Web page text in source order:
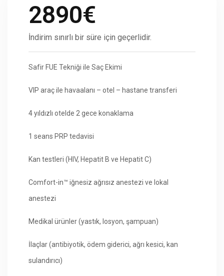
2890€
İndirim sınırlı bir süre için geçerlidir.
Safir FUE Tekniği ile Saç Ekimi
VIP araç ile havaalanı – otel – hastane transferi
4 yıldızlı otelde 2 gece konaklama
1 seans PRP tedavisi
Kan testleri (HIV, Hepatit B ve Hepatit C)
Comfort-in™ iğnesiz ağrısız anestezi ve lokal
anestezi
Medikal ürünler (yastık, losyon, şampuan)
İlaçlar (antibiyotik, ödem giderici, ağrı kesici, kan
sulandırıcı)